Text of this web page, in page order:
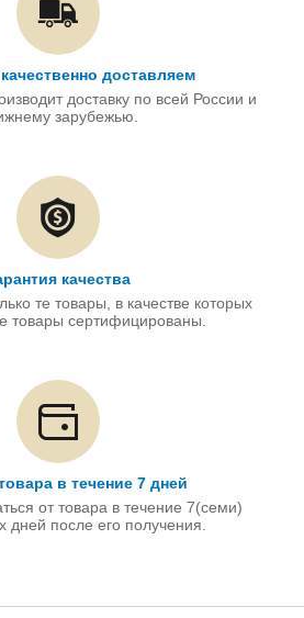
доставляем
доставку по всей России и
зарубежью.
качества
те товары, в качестве которых
товары сертифицированы.
в течение 7 дней
от товара в течение 7(семи)
дней после его получения.